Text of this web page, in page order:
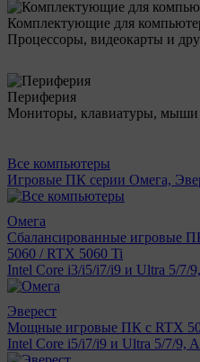
Комплектующие для
Процессоры, видеокарты и
Периферия
Мониторы, клавиатуры, мыши
Все компьютеры
Игровые ПК серии Омега,
Омега
Сбалансированные игровые
5060 / RTX 5060 Ti
Intel Core i3/i5/i7/i9 и Ultra 5/7/
Эверест
Мощные игровые ПК с RTX
Intel Core i5/i7/i9 и Ultra 5/7/9,